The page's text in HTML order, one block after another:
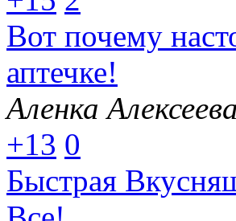
Вот почему
аптечке!
Аленка Алексеева
+13 0
Быстрая